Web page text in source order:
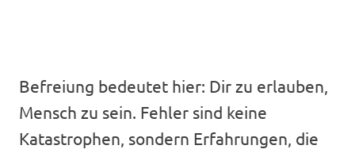
Befreiung bedeutet hier: Dir zu erlauben,
Mensch zu sein. Fehler sind keine
Katastrophen, sondern Erfahrungen, die